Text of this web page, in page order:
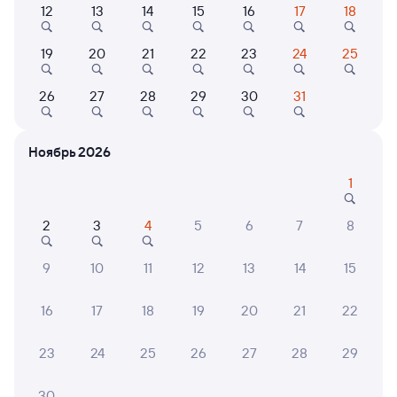
Выберите дату
Найдём билет на поезд за вас
Даже если сейчас нет мест
Все
Путешественникам нравятся эти варианты
7,1
Отель Отель
12 13 14 15 16 17 18
19 20 21 22 23 24 25
26 27 28 29 30 31
Ноябрь 2026
1
2 3 4 5 6 7 8
9 10 11 12 13 14 15
16 17 18 19 20 21 22
23 24 25 26 27 28 29